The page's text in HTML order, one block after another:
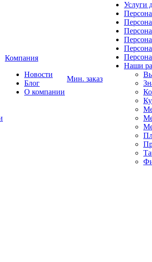
Компания
Новости
Блог
О компании
Мин. заказ
Услуги
Наши